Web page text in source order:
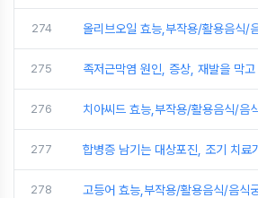
274 올리브오일 효능,부작용/활용음식/
275 족저근막염 원인, 증상, 재발을 막고
276 치아씨드 효능,부작용/활용음식/음
277 합병증 남기는 대상포진, 조기 치료
278 고등어 효능,부작용/활용음식/음식